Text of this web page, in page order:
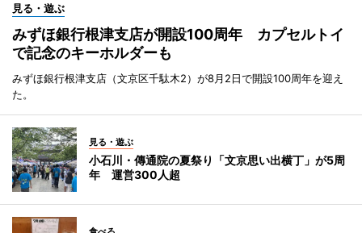
見る・遊ぶ
みずほ銀行根津支店が開設100周年 カプセルトイ
で記念のキーホルダーも
みずほ銀行根津支店（文京区千駄木2）が8月2日で開設100周年を迎え
た。
見る・遊ぶ
小石川・傳通院の夏祭り「文京思い出横丁」が5周
年 運営300人超